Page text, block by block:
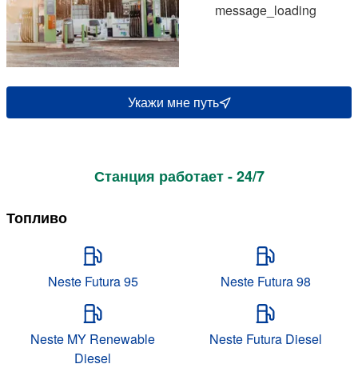
Станция работает - 24/7
Топливо
Neste Futura 95 Neste Futura 98
Neste MY Renewable
Diesel
Neste Futura Diesel
message_loading
Укажи мне путь